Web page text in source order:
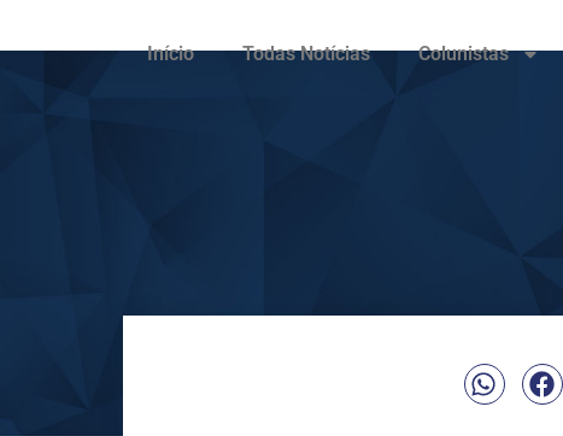
Início Todas Notícias Colunistas